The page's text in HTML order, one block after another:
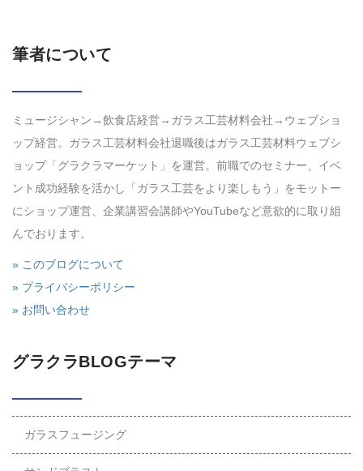
筆者について
ミュージシャン→飲食店経営→ガラス工芸材料会社→ウェブショ
ップ経営。ガラス工芸材料会社退職後はガラス工芸材料ウェブシ
ョップ「グラクラマーケット」を運営。前職でのセミナー、イベ
ント成功経験を活かし「ガラス工芸をより楽しもう」をモットー
にショップ運営、企業講習会講師やYouTubeなど意欲的に取り組
んでおります。
» このブログについて
» プライバシーポリシー
» お問い合わせ
グラクラBLOGテーマ
ガラスフュージング